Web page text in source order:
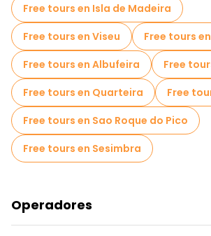
Free tours en Isla de Madeira
Free tours en Viseu
Free tours
Free tours en Albufeira
Free
Free tours en Quarteira
Free
Free tours en Sao Roque do Pico
Free tours en Sesimbra
Operadores